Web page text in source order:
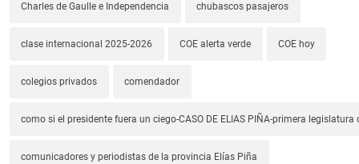
Charles de Gaulle e Independencia chubascos pasajeros
clase internacional 2025-2026 COE alerta verde COE hoy
colegios privados comendador
como si el presidente fuera un ciego-CASO DE ELIAS PIÑA-primera legislatura
comunicadores y periodistas de la provincia Elías Piña